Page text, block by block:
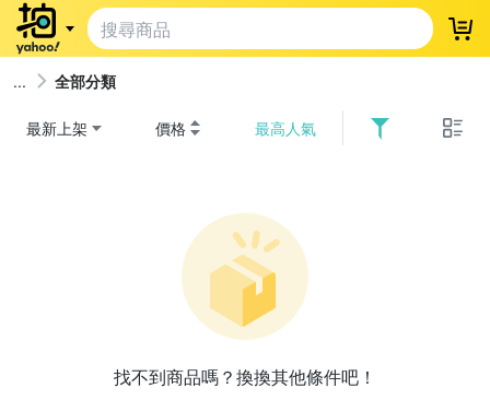
登
全部分類
最新上架 價格 最高人氣
找不到商品嗎？換換其他條件吧！